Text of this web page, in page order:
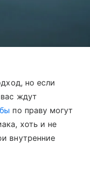
но если
ждут
по праву могут
хоть и не
внутренние